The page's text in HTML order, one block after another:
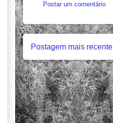
Postar um comentário
Postagem mais recente